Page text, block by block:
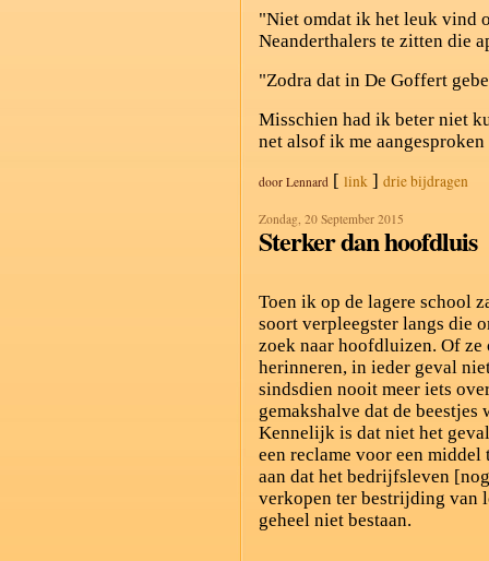
"Niet omdat ik het leuk vind
Neanderthalers te zitten die
"Zodra dat in De Goffert
Misschien had ik beter niet
net alsof ik me
door Lennard [ link ] drie bijdragen
Zondag, 20 September 2015
Sterker dan hoofdluis
Toen ik op de lagere school
soort verpleegster langs die
zoek naar hoofdluizen. Of
herinneren, in ieder geval
sindsdien nooit meer iets
gemakshalve dat de
Kennelijk is dat niet het
een reclame voor een
aan dat het bedrijfsleven
verkopen ter bestrijding van
geheel niet bestaan.